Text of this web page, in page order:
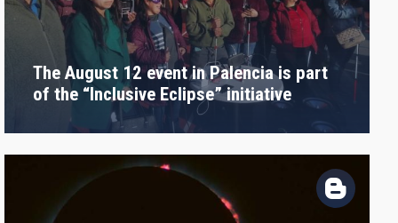
The August 12 event in Palencia is part
of the “Inclusive Eclipse” initiative